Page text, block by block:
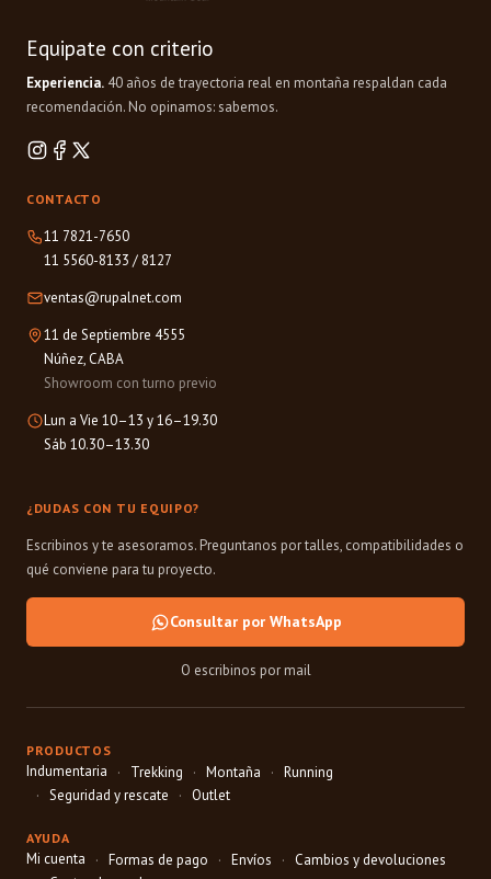
Equipate con criterio
Experiencia. 40 años de trayectoria real en montaña respaldan cada
recomendación. No opinamos: sabemos.
CONTACTO
11 7821-7650
11 5560-8133 / 8127
ventas@rupalnet.com
11 de Septiembre 4555
Núñez, CABA
Showroom con turno previo
Lun a Vie 10–13 y 16–19.30
Sáb 10.30–13.30
¿DUDAS CON TU EQUIPO?
Escribinos y te asesoramos. Preguntanos por talles, compatibilidades o
qué conviene para tu proyecto.
Consultar por WhatsApp
O escribinos por mail
PRODUCTOS
Indumentaria Trekking Montaña
Running
Seguridad y rescate
Outlet
AYUDA
Mi cuenta Formas de pago Envíos
Cambios y devoluciones